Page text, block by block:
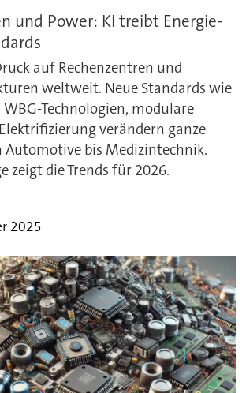
und Power: KI treibt Energie-
auf Rechenzentren und
weltweit. Neue Standards wie
WBG-Technologien, modulare
verändern ganze
Automotive bis Medizintechnik.
zeigt die Trends für 2026.
2025